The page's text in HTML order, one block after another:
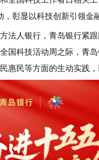
彰显以科技创新引领金
法人银行，青岛银行紧
国科技活动周之际，青
惠民等方面的生动实践